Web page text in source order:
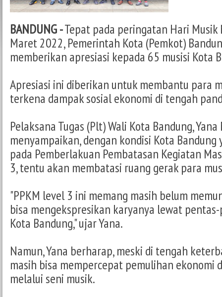
BANDUNG -Tepat pada peringatan Hari Musik
Maret 2022, Pemerintah Kota (Pemkot)
memberikan apresiasi kepada 65 musisi Kota
Apresiasi ini diberikan untuk membantu para
terkena dampak sosial ekonomi di tengah
Pelaksana Tugas (Plt) Wali Kota Bandung,
menyampaikan, dengan kondisi Kota
pada Pemberlakuan Pembatasan Kegiatan
3, tentu akan membatasi ruang gerak para
"PPKM level 3 ini memang masih belum
bisa mengekspresikan karyanya lewat
Kota Bandung," ujar Yana.
Namun, Yana berharap, meski di tengah
masih bisa mempercepat pemulihan ekonomi
melalui seni musik.